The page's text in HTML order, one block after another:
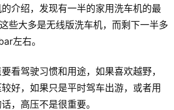
介绍，发现有一半的家用洗车机的最
些大多是无线版洗车机，而剩下一半多
左右。
看驾驶习惯和用途，如果喜欢越野，
好，如果只是平时驾车出游，或者用
，高压不是很重要。